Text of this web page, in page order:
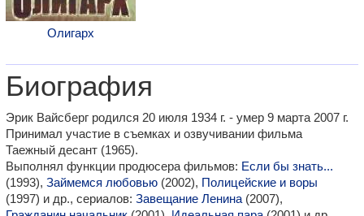
Олигарх
Биография
Эрик Вайсберг родился 20 июля 1934 г. - умер 9 марта 2007 г.
Принимал участие в съемках и озвучивании фильма
Таежный десант (1965).
Выполнял функции продюсера фильмов: Если бы знать...
(1993), Займемся любовью (2002), Полицейские и воры
(1997) и др., сериалов: Завещание Ленина (2007),